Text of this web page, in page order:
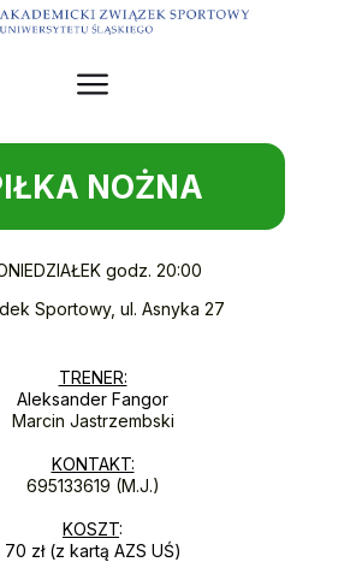
NOŻNA
godz. 20:00
Sportowy, ul. Asnyka 27
TRENER:
Aleksander Fangor
Marcin Jastrzembski
KONTAKT:
695133619 (M.J.)
KOSZT:
70 zł (z kartą AZS UŚ)